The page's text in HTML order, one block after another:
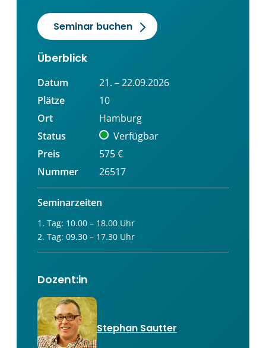
Seminar buchen
Überblick
Datum
21. – 22.09.2026
Plätze
10
Ort
Hamburg
Status
Verfügbar
Preis
575 €
Nummer
26517
Seminarzeiten
1. Tag: 10.00 – 18.00 Uhr
2. Tag: 09.30 – 17.30 Uhr
Dozent:in
Stephan Sautter